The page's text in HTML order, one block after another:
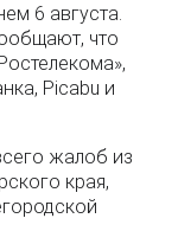
6 августа.
что
Picabu и
жалоб из
края,